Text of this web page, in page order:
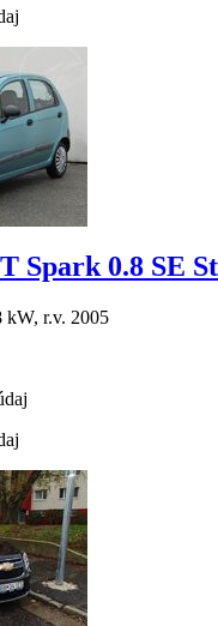
Spark 0.8 SE
kW, r.v. 2005